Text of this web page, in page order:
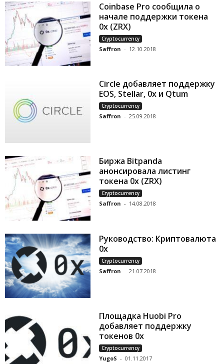
Coinbase Pro сообщила о
начале поддержки токена
0x (ZRX)
Cryptocurrency
Saffron - 12.10.2018
Circle добавляет поддержку
EOS, Stellar, 0x и Qtum
Cryptocurrency
Saffron - 25.09.2018
Биржа Bitpanda
анонсировала листинг
токена 0x (ZRX)
Cryptocurrency
Saffron - 14.08.2018
Руководство: Криптовалюта
0x
Cryptocurrency
Saffron - 21.07.2018
Площадка Huobi Pro
добавляет поддержку
токенов 0x
Cryptocurrency
YugoS - 01.11.2017